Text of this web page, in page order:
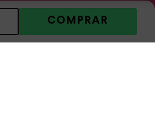
COMPRAR
Política de privacidade